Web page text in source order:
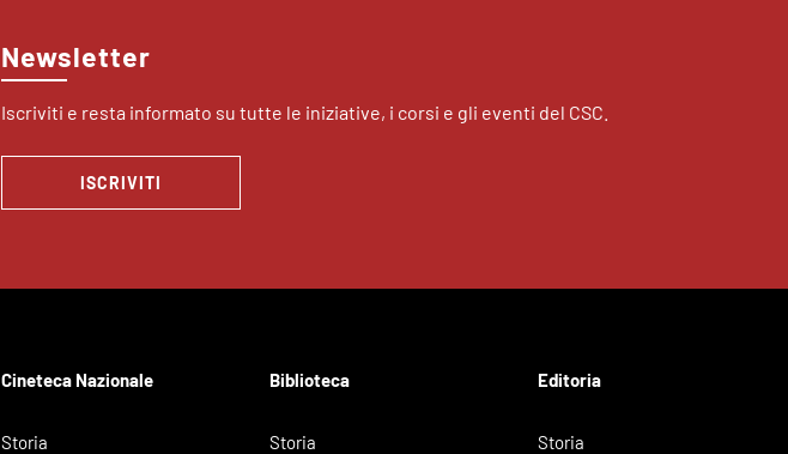
Newsletter
Iscriviti e resta informato su tutte le iniziative, i corsi e gli eventi del CSC.
ISCRIVITI
Cineteca Nazionale
Storia
Biblioteca
Storia
Editoria
Storia